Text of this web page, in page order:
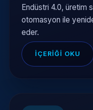
Endüstri 4.0, üretim
otomasyon ile
eder.
İÇERIĞI OKU